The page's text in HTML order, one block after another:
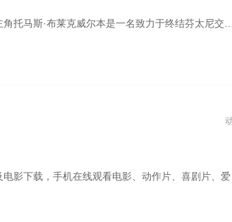
告诉你，你想要的，岁月凭什么给你！所有逆袭，都是有备而来。所有光芒，需要时间才能被看到。所有幸运，都是努力埋下的伏笔！。为了洗清污名、挽救自己和家人的性命，他必须孤身闯入黑帮腹地，以暴制暴，在黑白两道的夹缝中杀出一条血路。
看电影、动作片、喜剧片、爱情片、搞笑片等全新电影。！从前有只猫